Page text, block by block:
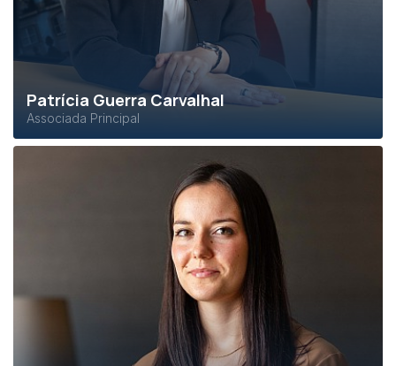
Patrícia Guerra Carvalhal
Associada Principal